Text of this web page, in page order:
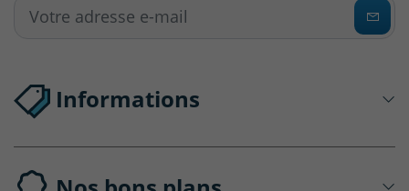
Informations